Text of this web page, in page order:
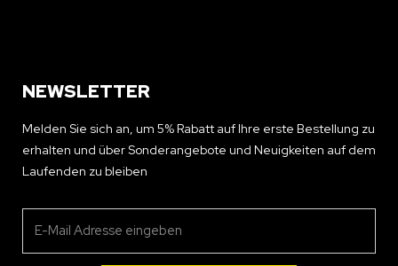
NEWSLETTER
Melden Sie sich an, um 5% Rabatt auf Ihre erste Bestellung zu
erhalten und über Sonderangebote und Neuigkeiten auf dem
Laufenden zu bleiben